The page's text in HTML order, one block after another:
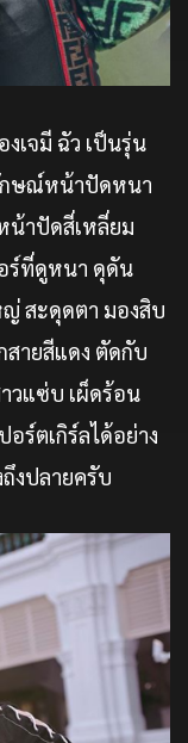
งเจมี ฉัว เป็นรุ่น
กษณ์หน้าปัดหนา
น้าปัดสี่เหลี่ยม
ร์ที่ดูหนา ดุดัน
สะดุดตา มองสิบ
สายสีแดง ตัดกับ
วแซ่บ เผ็ดร้อน
ร์ตเกิร์ลได้อย่าง
งปลายครับ